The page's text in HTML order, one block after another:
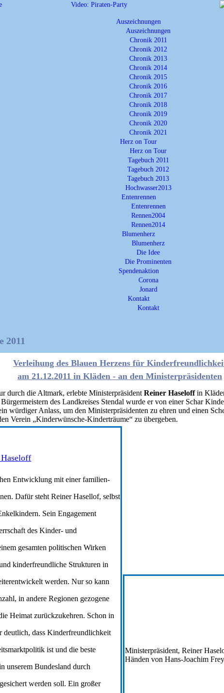
Video: Piraten-Party
Auszeichnungen
Auszeichnungen
Chronik 2011
Chronik 2012
Chronik 2013
Chronik 2014
Chronik 2015
Chronik 2016
Chronik 2017
Chronik 2018
Chronik 2019
Chronik 2020
Chronik 2021
Herz on Tour
Herz on Tour
Tagebuch 2011
Tagebuch 2012
Tagebuch 2013
Hochwasser2013
Entenrennen
Entenrennen
Rennen2004
Rennen2014
Blumenherz
Blumenherz
Die Idee
Die Prominenten
Spendenaktion
Corona
Jonard
Kontakt
Kontakt
2011
Verleihung des Blauen Herzens für
am 21.12.2011 in Kläden - an den Ministerpräsidenten
durch die Altmark, erlebte Ministerpräsident Reiner Haseloffin
des Landkreises Stendal wurde er von einer Schar
würdiger Anlass, um den Ministerpräsidenten zu ehren und einen
Verein „Kinderwünsche-Kinderträume“ zu übergeben.
Entwicklung mit einer familien-
Dafür steht Reiner Hasellof, selbst
Sein Engagement
des Kinder- und
gesamten politischen Wirken
kinderfreundliche Strukturen in
werden. Nur so kann
in andere Regionen gezogene
Heimat zurückzukehren. Schon in
deutlich, dass Kinderfreundlichkeit
ist und die beste
unserem Bundesland durch
werden soll. Ein großer
Ministerpräsident, Reiner
Händen von Hans-Joachim